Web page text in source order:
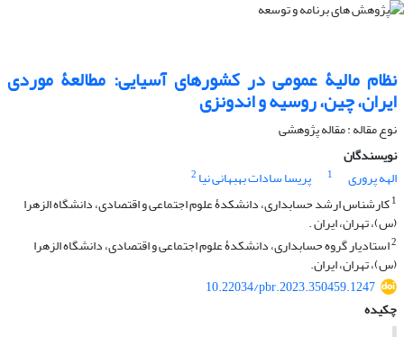
نظام مالیۀ عمومی در کشورهای آسیایی: مطالعۀ موردی
ایران، چین، روسیه و اندونزی
نوع مقاله : مقاله پژوهشی
نویسندگان
الهه پروری
1 پریسا سادات بهبهانی نیا 2
1کارشناس ارشد حسابداری، دانشکدۀ علوم اجتماعی و اقتصادی، دانشگاه الزهرا
(س)، تهران، ایران .
2استادیار گروه حسابداری، دانشکدۀ علوم اجتماعی و اقتصادی، دانشگاه الزهرا
(س)، تهران، ایران.
10.22034/pbr.2023.350459.1247
چکیده